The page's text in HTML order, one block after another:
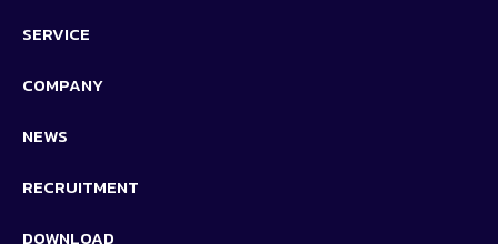
SERVICE
COMPANY
NEWS
RECRUITMENT
DOWNLOAD